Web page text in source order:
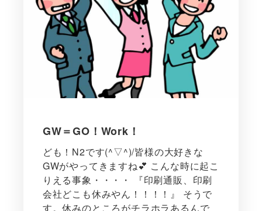
GW＝GO！Work！
ども！N2です(^▽^)/皆様の大好きな
GWがやってきますね💕 こんな時に起こ
りえる事象・・・・ 『印刷通販、印刷
会社どこも休みやん！！！！』 そうで
す。休みのところがチラホラあるんで